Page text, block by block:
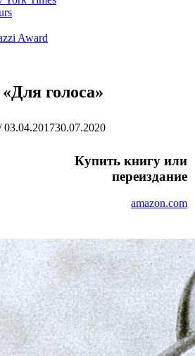
Award
голоса»
03.04.201730.07.2020
Купить книгу или
переиздание
amazon.com